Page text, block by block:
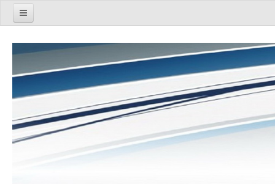
Социально-педагогическая работа
Управленческая деятельность
Дошкольное и начальное образование
Идеологическая и воспитательная работа
Специальное образование
Цифровая трансформация